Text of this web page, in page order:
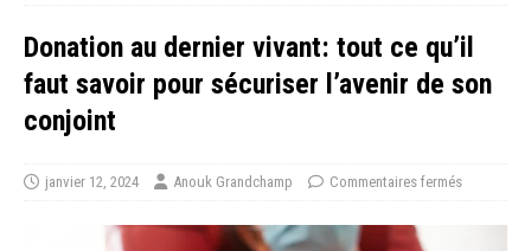
Donation au dernier vivant: tout ce qu’il
faut savoir pour sécuriser l’avenir de son
conjoint
janvier 12, 2024 Anouk Grandchamp Commentaires fermés